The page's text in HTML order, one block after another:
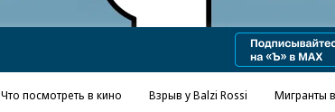
Что посмотреть в кино Взрыв у Balzi Rossi Мигранты